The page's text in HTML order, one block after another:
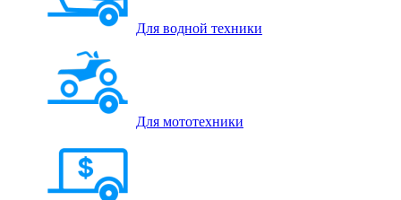
Для водной техники
Для мототехники